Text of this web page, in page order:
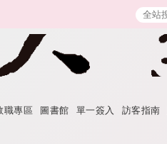
職專區 圖書館 單一簽入 訪客指南